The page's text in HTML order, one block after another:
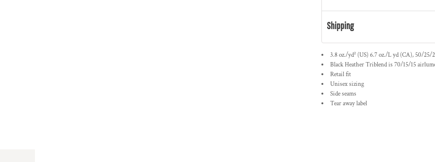
Shipping
3.8 oz./yd² (US) 6.7 oz./L yd (CA), 50/25/
Black Heather Triblend is 70/15/15
Retail fit
Unisex sizing
Side seams
Tear away label